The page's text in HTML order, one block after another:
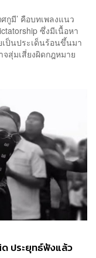
กูมี’ คือบทเพลงแนว
ซึ่งมีเนื้อหา
ป็นประเด็นร้อนขึ้นมา
จสุ่มเสี่ยงผิดกฎหมาย
ด ประยุทธ์ฟังแล้ว